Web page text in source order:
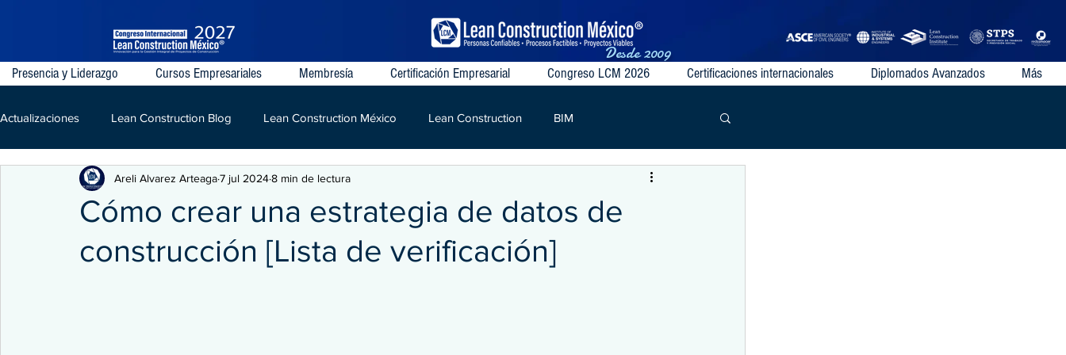
Desde 2009
Presencia y Liderazgo Cursos Empresariales Membresía Certificación Empresarial Congreso LCM 2026 Certificaciones internacionales Diplomados Avanzados Más
Actualizaciones Lean Construction Blog Lean Construction México Lean Construction BIM
Last Planner System VDC IPD Lean LPDS Contratos Colaborativos
Construcción
Cómo crear una estrategia de datos de
construcción [Lista de verificación]
Areli Alvarez Arteaga7 jul 20248 min de lectura